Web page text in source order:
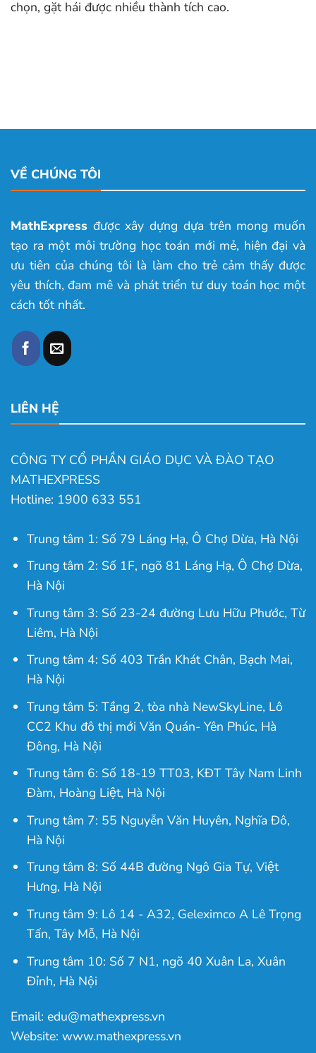
chọn, gặt hái được nhiều thành tích cao.
VỀ CHÚNG TÔI
MathExpress được xây dựng dựa trên mong muốn
tạo ra một môi trường học toán mới mẻ, hiện đại và
ưu tiên của chúng tôi là làm cho trẻ cảm thấy được
yêu thích, đam mê và phát triển tư duy toán học một
cách tốt nhất.
LIÊN HỆ
CÔNG TY CỔ PHẦN GIÁO DỤC VÀ ĐÀO TẠO
MATHEXPRESS
Hotline: 1900 633 551
Trung tâm 1: Số 79 Láng Hạ, Ô Chợ Dừa, Hà Nội
Trung tâm 2: Số 1F, ngõ 81 Láng Hạ, Ô Chợ Dừa,
Hà Nội
Trung tâm 3: Số 23-24 đường Lưu Hữu Phước, Từ
Liêm, Hà Nội
Trung tâm 4: Số 403 Trần Khát Chân, Bạch Mai,
Hà Nội
Trung tâm 5: Tầng 2, tòa nhà NewSkyLine, Lô
CC2 Khu đô thị mới Văn Quán- Yên Phúc, Hà
Đông, Hà Nội
Trung tâm 6: Số 18-19 TT03, KĐT Tây Nam Linh
Đàm, Hoàng Liệt, Hà Nội
Trung tâm 7: 55 Nguyễn Văn Huyên, Nghĩa Đô,
Hà Nội
Trung tâm 8: Số 44B đường Ngô Gia Tự, Việt
Hưng, Hà Nội
Trung tâm 9: Lô 14 - A32, Geleximco A Lê Trọng
Tấn, Tây Mỗ, Hà Nội
Trung tâm 10: Số 7 N1, ngõ 40 Xuân La, Xuân
Đỉnh, Hà Nội
Email: edu@mathexpress.vn
Website: www.mathexpress.vn